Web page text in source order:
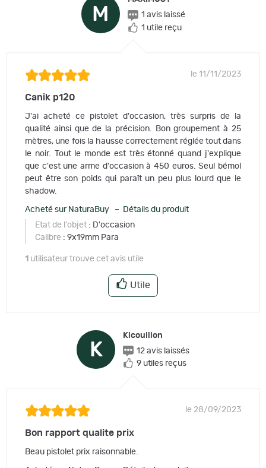
M
1 avis laissé
1 utile reçu
le 11/11/2023
Canik p120
J'ai acheté ce pistolet d'occasion, très surpris de la
qualité ainsi que de la précision. Bon groupement à 25
mètres, une fois la hausse correctement réglée tout dans
le noir. Tout le monde est très étonné quand j'explique
que c'est une arme d'occasion à 450 euros. Seul bémol
peut être son poids qui paraît un peu plus lourd que le
shadow.
Acheté sur NaturaBuy – Détails du produit
Etat de l'objet : D'occasion
Calibre : 9x19mm Para
1 utilisateur trouve cet avis utile
Utile
K
Kicouillon
12 avis laissés
9 utiles reçus
le 28/09/2023
Bon rapport qualite prix
Beau pistolet prix raisonnable.